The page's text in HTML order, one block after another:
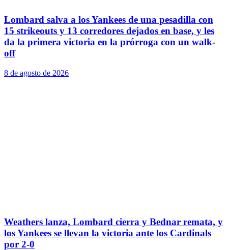
Lombard salva a los Yankees de una pesadilla con
15 strikeouts y 13 corredores dejados en base, y les
da la primera victoria en la prórroga con un walk-
off
8 de agosto de 2026
Weathers lanza, Lombard cierra y Bednar remata, y
los Yankees se llevan la victoria ante los Cardinals
por 2-0